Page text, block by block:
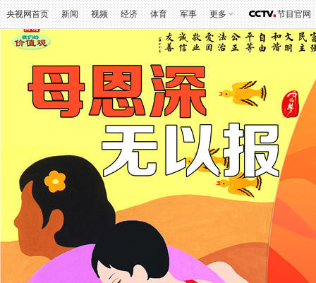
Esc键可退出全屏浏览
央视网首页
新闻 视频 经济 体育 军事 更多 节目官网